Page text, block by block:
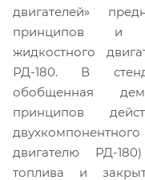
двигателей»
принципов и
жидкостного
РД-180. В
обобщенная
принципов
двигателю РД-
топлива и